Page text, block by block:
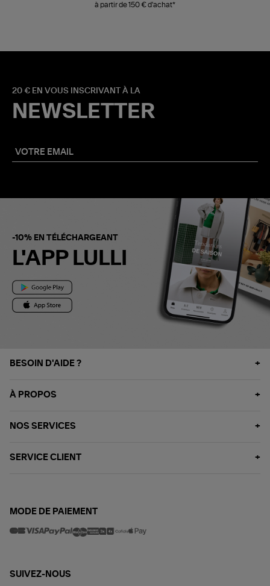
à partir de 150 € d'achat*
20 € EN VOUS INSCRIVANT À LA
NEWSLETTER
-10% EN TÉLÉCHARGEANT
L'APP LULLI
BESOIN D'AIDE ?
À PROPOS
NOS SERVICES
SERVICE CLIENT
MODE DE PAIEMENT
SUIVEZ-NOUS